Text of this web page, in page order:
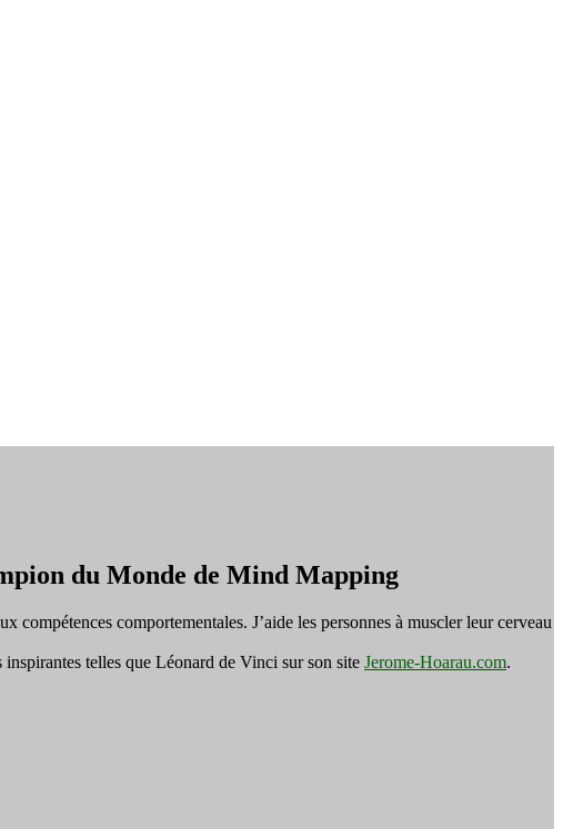
du Monde de Mind Mapping
comportementales. J’aide les personnes à muscler leur cerveau
telles que Léonard de Vinci sur son site Jerome-Hoarau.com.